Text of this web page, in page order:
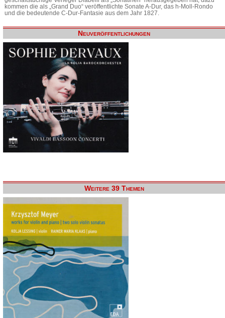
kommen die als „Grand Duo“ veröffentlichte Sonate A-Dur, das h-Moll-Rondo
und die bedeutende C-Dur-Fantasie aus dem Jahr 1827.
Neuveröffentlichungen
Weitere 39 Themen